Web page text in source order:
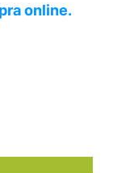
online.